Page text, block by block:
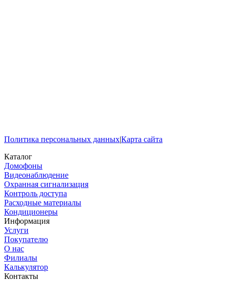
Политика персональных данных|Карта сайта
Каталог
Домофоны
Видеонаблюдение
Охранная сигнализация
Контроль доступа
Расходные материалы
Кондиционеры
Информация
Услуги
Покупателю
О нас
Филиалы
Калькулятор
Контакты